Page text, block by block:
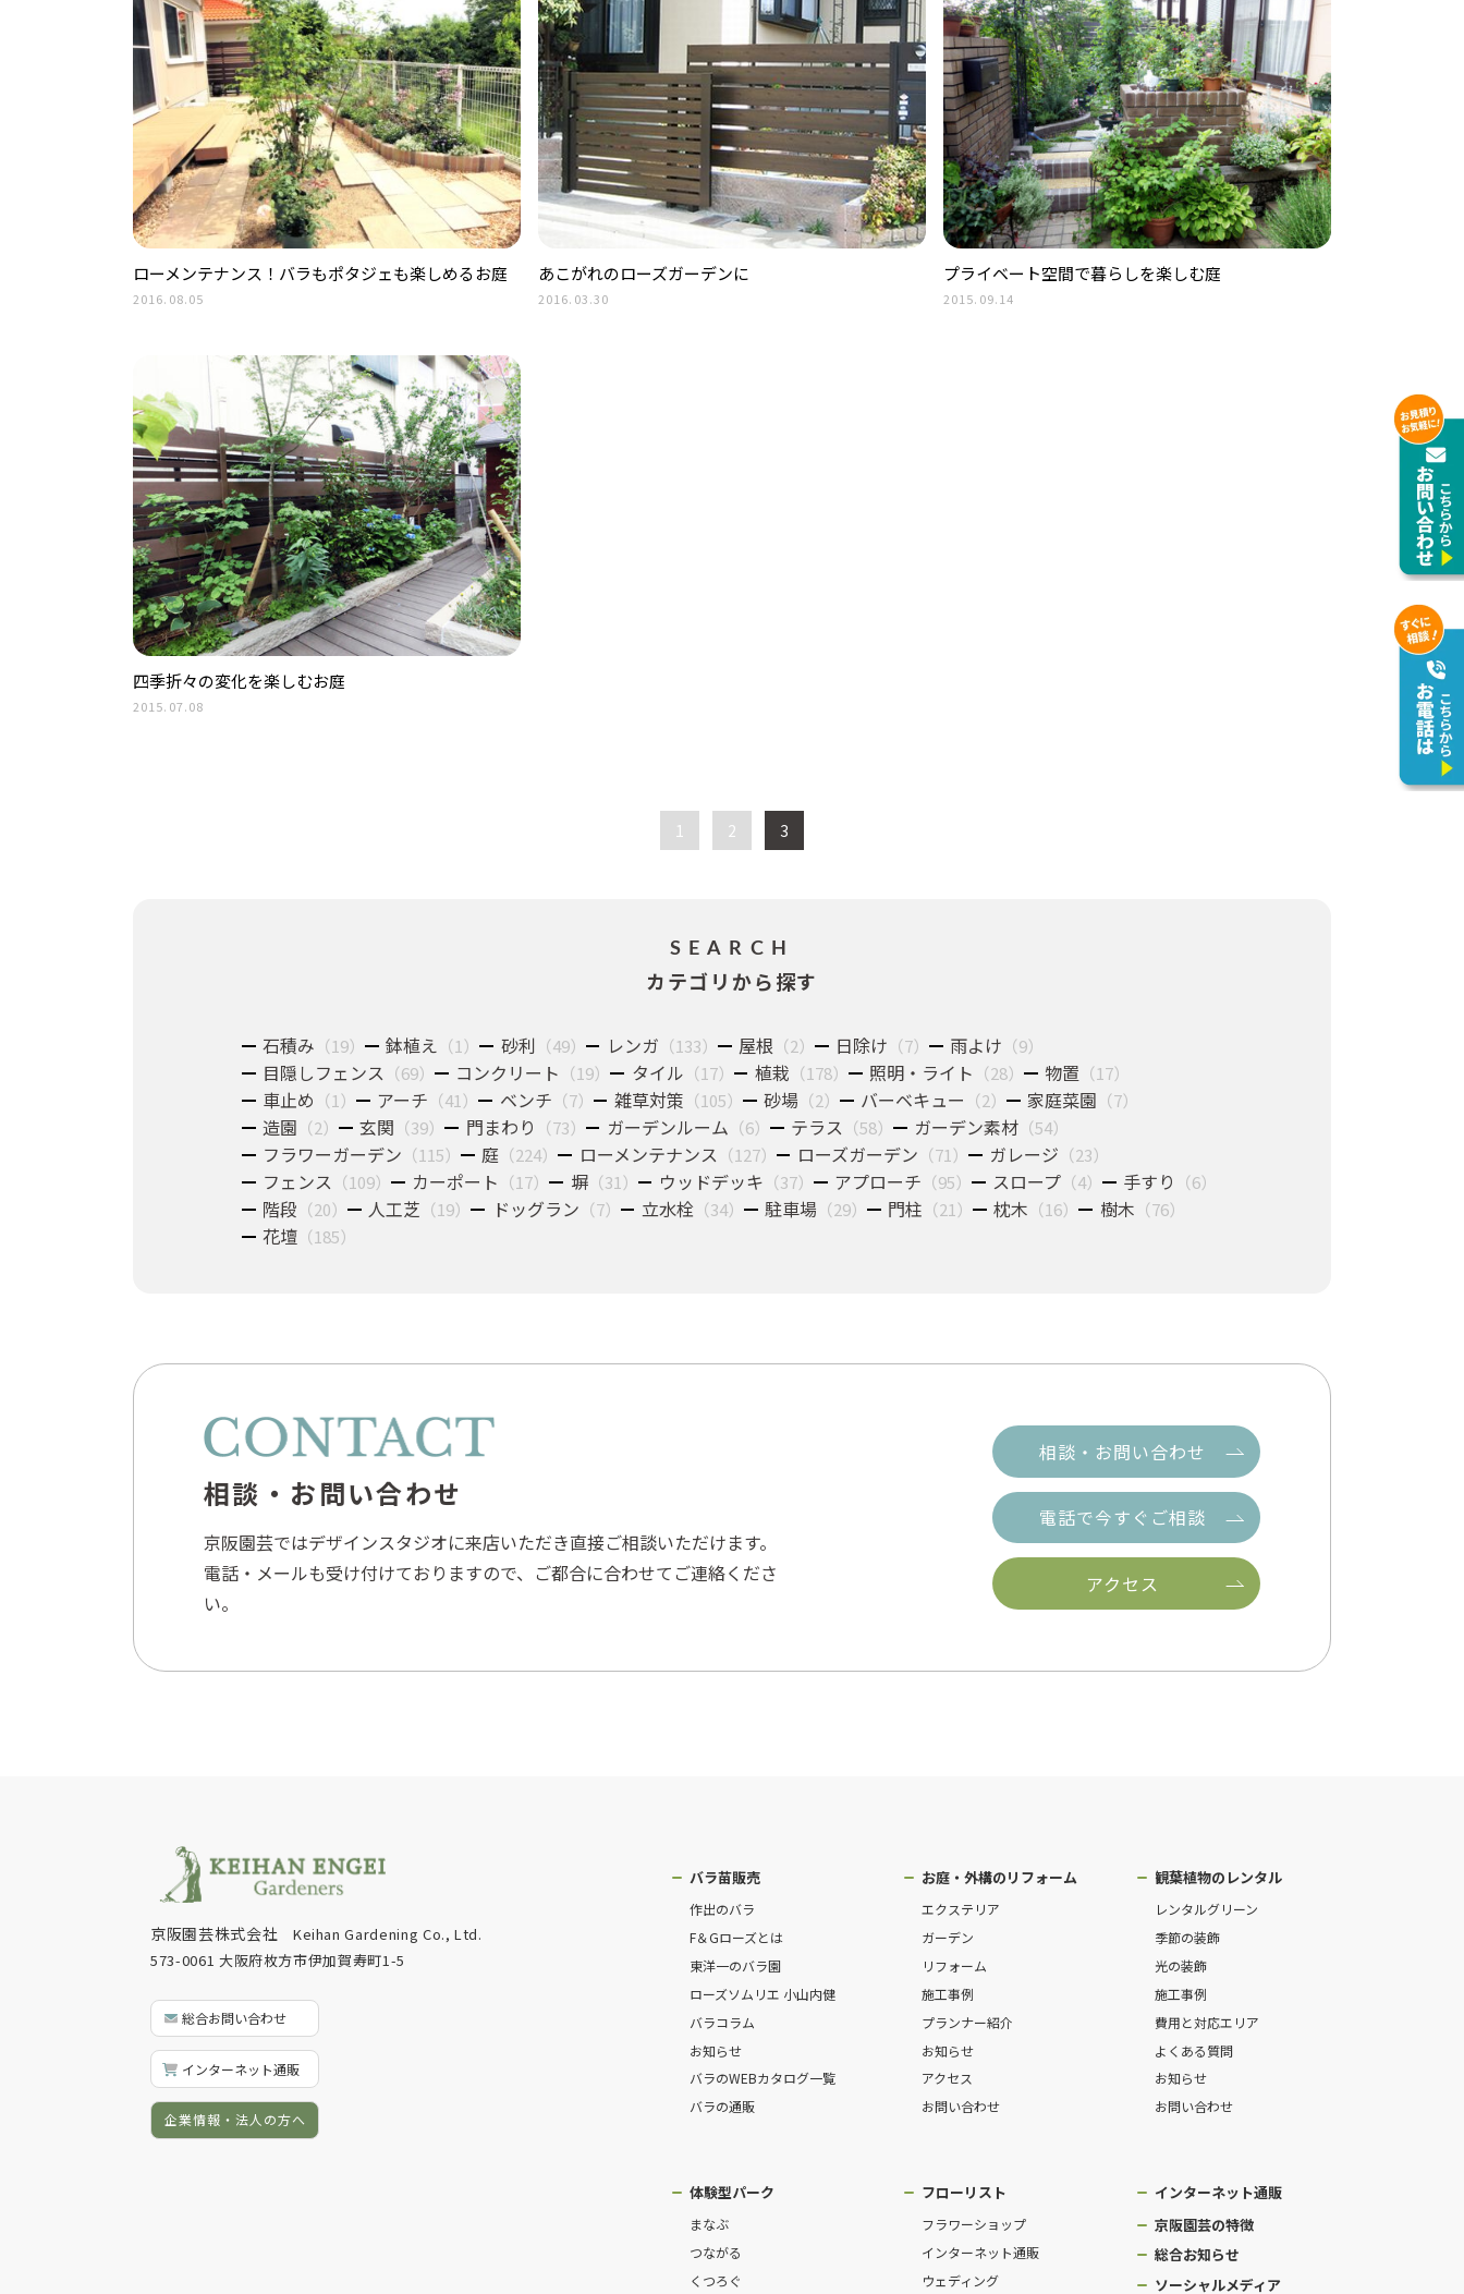
ローメンテナンス！バラもポタジェも楽しめるお庭
2016.08.05
あこがれのローズガーデンに
2016.03.30
プライベート空間で暮らしを楽しむ庭
2015.09.14
四季折々の変化を楽しむお庭
2015.07.08
1 2 3
SEARCH
カテゴリから探す
石積み （19） 鉢植え （1） 砂利 （49） レンガ （133） 屋根 （2） 日除け （7） 雨よけ （9）
目隠しフェンス （69） コンクリート （19） タイル （17） 植栽 （178） 照明・ライト （28） 物置 （17）
車止め （1） アーチ （41） ベンチ （7） 雑草対策 （105） 砂場 （2） バーベキュー （2） 家庭菜園 （7）
造園 （2） 玄関 （39） 門まわり （73） ガーデンルーム （6） テラス （58） ガーデン素材 （54）
フラワーガーデン （115） 庭 （224） ローメンテナンス （127） ローズガーデン （71） ガレージ （23）
フェンス （109） カーポート （17） 塀（31） ウッドデッキ （37） アプローチ （95） スロープ （4） 手すり （6）
階段 （20） 人工芝 （19） ドッグラン （7） 立水栓（34） 駐車場 （29） 門柱 （21） 枕木 （16） 樹木 （76）
花壇 （185）
相談・お問い合わせ
京阪園芸ではデザインスタジオに来店いただき直接ご相談いただけます。
電話・メールも受け付けておりますので、ご都合に合わせてご連絡くださ
い。
相談・お問い合わせ
電話で今すぐご相談
アクセス
京阪園芸株式会社 Keihan Gardening Co., Ltd.
573-0061 大阪府枚方市伊加賀寿町1-5
総合お問い合わせ
インターネット通販
企業情報・法人の方へ
バラ苗販売
作出のバラ
F＆Gローズとは
東洋一のバラ園
ローズソムリエ 小山内健
バラコラム
お知らせ
バラのWEBカタログ一覧
バラの通販
お庭・外構のリフォーム
エクステリア
ガーデン
リフォーム
施工事例
プランナー紹介
お知らせ
アクセス
お問い合わせ
観葉植物のレンタル
レンタルグリーン
季節の装飾
光の装飾
施工事例
費用と対応エリア
よくある質問
お知らせ
お問い合わせ
体験型パーク
まなぶ
つながる
くつろぐ
フローリスト
フラワーショップ
インターネット通販
ウェディング
インターネット通販
京阪園芸の特徴
総合お知らせ
ソーシャルメディア